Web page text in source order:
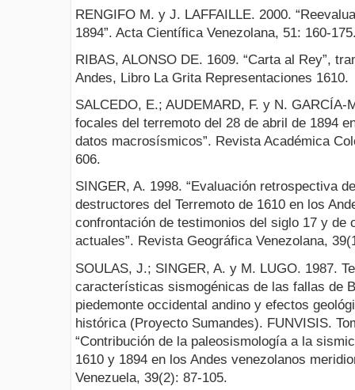
RENGIFO M. y J. LAFFAILLE. 2000.
1894”. Acta Científica Venezolana, 51: 160-
RIBAS, ALONSO DE. 1609. “Carta al Rey”,
Andes, Libro La Grita Representaciones 1610.
SALCEDO, E.; AUDEMARD, F. y N. GARCÍA-
focales del terremoto del 28 de abril de 1894
datos macrosísmicos”. Revista Académica
606.
SINGER, A. 1998. “Evaluación retrospectiva
destructores del Terremoto de 1610 en los
confrontación de testimonios del siglo 17 y de
actuales”. Revista Geográfica Venezolana,
SOULAS, J.; SINGER, A. y M. LUGO. 1987.
características sismogénicas de las fallas de
piedemonte occidental andino y efectos
histórica (Proyecto Sumandes). FUNVISIS.
“Contribución de la paleosismología a la
1610 y 1894 en los Andes venezolanos
Venezuela, 39(2): 87-105.